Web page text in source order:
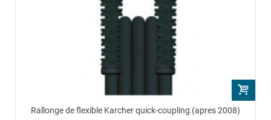
Rallonge de flexible Karcher quick-coupling (apres 2008)